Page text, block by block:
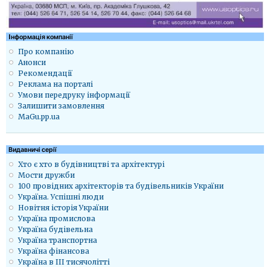
Iнформація компанії
Про компанію
Анонси
Рекомендації
Реклама на порталі
Умови передруку інформації
Залишити замовлення
MaGu.pp.ua
Видавничі серії
Хто є хто в будівництві та архітектурі
Мости дружби
100 провідних архітекторів та будівельників України
Україна. Успішні люди
Новітня історія України
Україна промислова
Україна будівельна
Україна транспортна
Україна фінансова
Україна в ІІІ тисячолітті